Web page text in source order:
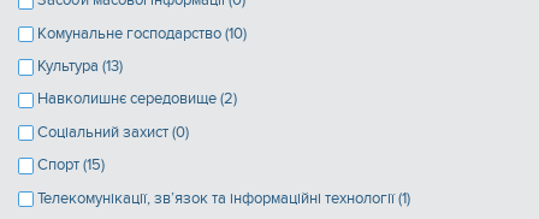
Комунальне господарство (10)
Культура (13)
Навколишнє середовище (2)
Соціальний захист (0)
Спорт (15)
Телекомунікації, зв’язок та інформаційні технології (1)